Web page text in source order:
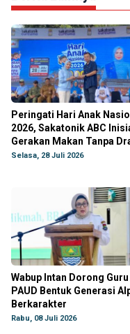
Peringati Hari Anak
2026, Sakatonik ABC
Gerakan Makan Tanpa
Selasa, 28 Juli 2026
Wabup Intan Dorong Guru
PAUD Bentuk Generasi
Berkarakter
Rabu, 08 Juli 2026